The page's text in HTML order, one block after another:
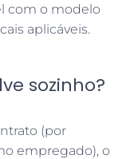
com o modelo
aplicáveis.
sozinho?
(por
empregado), o